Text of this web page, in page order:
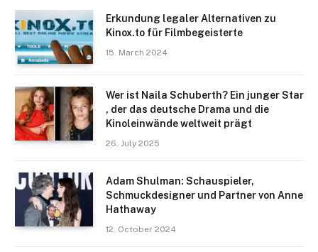
Erkundung legaler Alternativen zu
Kinox.to für Filmbegeisterte
15. March 2024
Wer ist Naila Schuberth? Ein junger Star
, der das deutsche Drama und die
Kinoleinwände weltweit prägt
26. July 2025
Adam Shulman: Schauspieler,
Schmuckdesigner und Partner von Anne
Hathaway
12. October 2024